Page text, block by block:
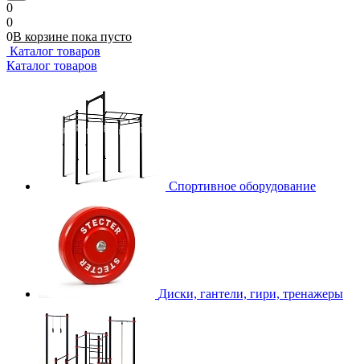
0
0
0В корзине пока пусто
Каталог товаров
Каталог товаров
Спортивное оборудование
Диски, гантели, гири, тренажеры